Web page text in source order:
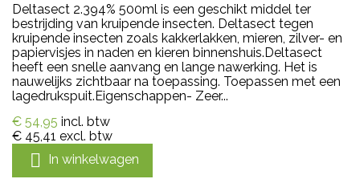
Deltasect 2.394% 500ml is een geschikt middel ter
bestrijding van kruipende insecten. Deltasect tegen
kruipende insecten zoals kakkerlakken, mieren, zilver- en
papiervisjes in naden en kieren binnenshuis.Deltasect
heeft een snelle aanvang en lange nawerking. Het is
nauwelijks zichtbaar na toepassing. Toepassen met een
lagedrukspuit.Eigenschappen- Zeer...
€ 54,95 incl. btw
€ 45,41 excl. btw
 In winkelwagen